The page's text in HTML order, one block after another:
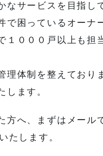
なサービスを目指し
で困っているオーナ
１０００戸以上も担
理体制を整えており
します。
方へ、まずはメール
たします。